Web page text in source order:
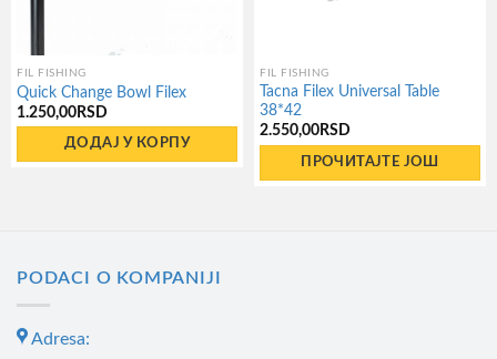
FIL FISHING
Quick Change Bowl Filex
1.250,00 RSD
ДОДАЈ У КОРПУ
FIL FISHING
Tacna Filex Universal Table
38*42
2.550,00 RSD
ПРОЧИТАЈТЕ ЈОШ
PODACI O KOMPANIJI
Adresa: